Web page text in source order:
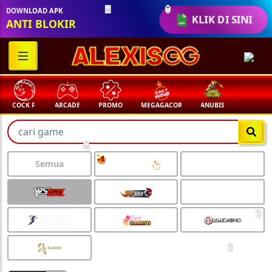
🧧
🏮
KLIK DI SINI
DOWNLOAD APK
ANTI BLOKIR
COCK F. ARCADE PROMO MEGAGACOR ANUBIS
Semua